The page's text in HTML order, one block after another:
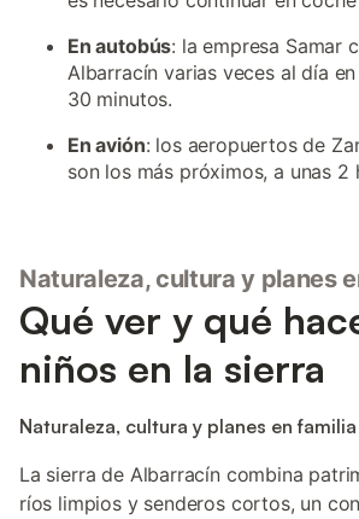
En autobús: la empresa Samar
Albarracín varias veces al día
30 minutos.
En avión: los aeropuertos de
son los más próximos, a unas 2
Naturaleza, cultura y planes
Qué ver y qué
niños en la sierra
Naturaleza, cultura y planes en familia
La sierra de Albarracín combina
ríos limpios y senderos cortos, un